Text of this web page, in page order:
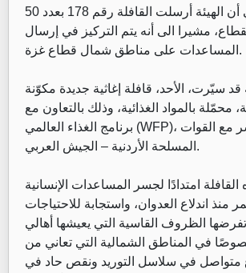
وأوضح الشبلي أن الهيئة أرسلت القافلة رقم 178 بعدد 50
مشيرا الى أنه يتم التركيز في إرسال
المساعدات على مناطق شمال قطاع غزة.
قد سيّرت، الأحد، قافلة إغاثية جديدة مكوّنة
محمّلة بالمواد الغذائية، وذلك بالتعاون مع
برنامج الغذاء العالمي (WFP)، وبتنسيق مباشر مع القوات
المسلحة الأردنية – الجيش العربي.
القافلة امتدادًا لجسر المساعدات الإنسانية
منذ اندلاع العدوان، واستجابة للاحتياجات
تفرضها الظروف القاسية التي يعيشها أهالي
في المناطق الشمالية التي تعاني من
متواصل في سلاسل التوريد ونقص حاد في